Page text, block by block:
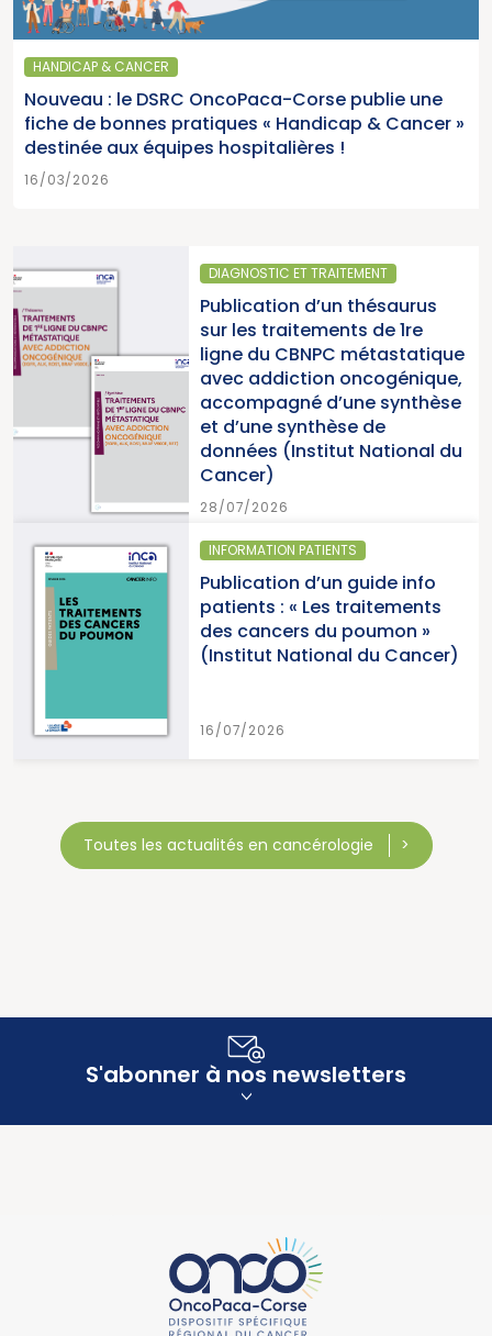
HANDICAP & CANCER
Nouveau : le DSRC OncoPaca-Corse publie une
fiche de bonnes pratiques « Handicap & Cancer »
destinée aux équipes hospitalières !
16/03/2026
DIAGNOSTIC ET TRAITEMENT
Publication d’un thésaurus
sur les traitements de 1re
ligne du CBNPC métastatique
avec addiction oncogénique,
accompagné d’une synthèse
et d’une synthèse de
données (Institut National du
28/07/2026
INFORMATION PATIENTS
Publication d’un guide info
patients : « Les traitements
des cancers du poumon »
(Institut National du Cancer)
16/07/2026
Toutes les actualités en cancérologie
S'abonner à nos newsletters